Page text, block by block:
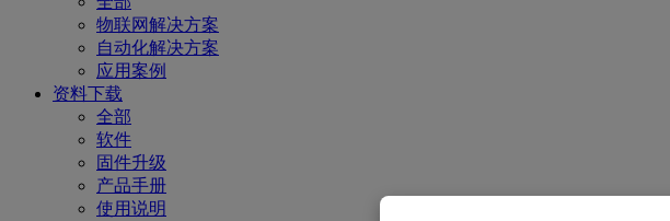
物联网解决方案
自动化解决方案
应用案例
资料下载
全部
软件
固件升级
产品手册
使用说明